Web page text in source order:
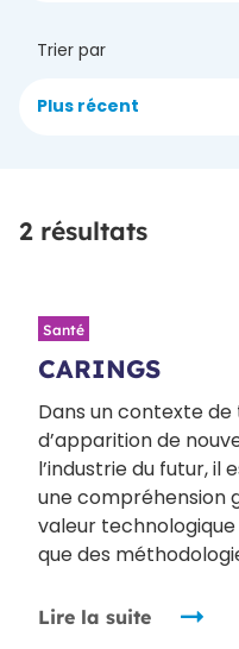
Trier par
Plus récent
2 résultats
Santé
CARINGS
Dans un contexte
d’apparition de
l’industrie du futur,
une compréhension
valeur
que des
Lire la suite